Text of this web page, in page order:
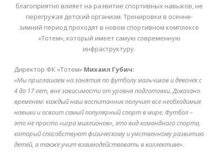
благоприятно влияет на развитие спортивных навыков, не
перегружая детский организм. Тренировки в осенне-
зимний период проходят в новом спортивном комплексе
«Тотем», который имеет самую современную
инфраструктуру.
Директор ФК «Тотем» Михаил Губич:
«Мы приглашаем на занятия по футболу мальчиков и девочек с
4 до 17 лет, вне зависимостиот уровня подготовки. Доказано
временем: каждый наш воспитанник получит всенеобходимые
навыки и освоит самый популярный спорт в мире. Футбол –
это не просто «играмиллионов», это вид командного спорта,
который способствуют физическому и умственномуразвитию
детей, а также учит взаимодействовать в коллективе».